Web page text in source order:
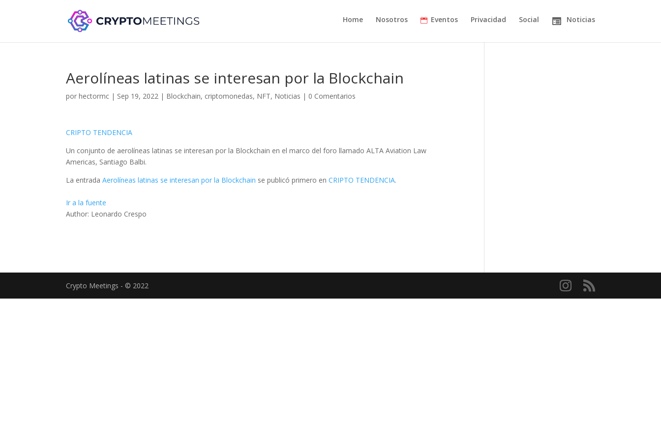
Home Nosotros Eventos Privacidad Social Noticias
Aerolíneas latinas se interesan por la Blockchain
porhectormc | Sep 19, 2022 | Blockchain, criptomonedas, NFT, Noticias | 0 Comentarios
CRIPTO TENDENCIA
Un conjunto de aerolíneas latinas se interesan por la Blockchain en el marco del foro llamado ALTA Aviation Law
Americas, Santiago Balbi.
La entradaAerolíneas latinas se interesan por la Blockchain se publicó primero enCRIPTO TENDENCIA.
Ir a la fuente
Author: Leonardo Crespo
Crypto Meetings - © 2022